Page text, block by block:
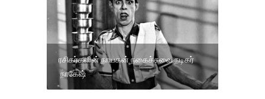
ரசிகர்களின் நாயகன் நகைச்சுவை நடிகர்
நாகேஷ்